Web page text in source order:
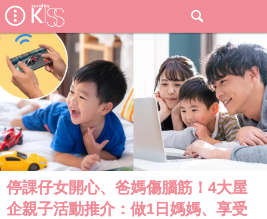
停課仔女開心、爸媽傷腦筋！4大屋
企親子活動推介：做1日媽媽、享受